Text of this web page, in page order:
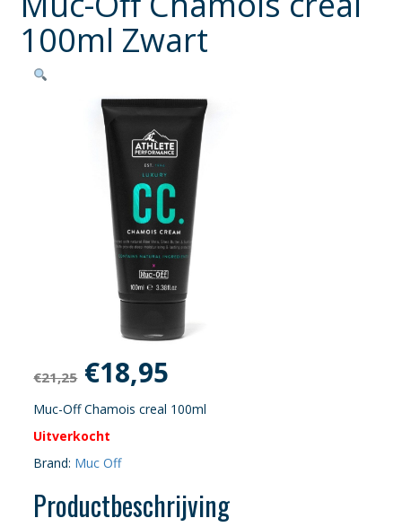
100ml Zwart
€21,25 Oorspronkelijke
prijs
was:
€18,95
prijs
Muc-Off Chamois creal 100ml
Uitverkocht
Brand: Muc Off
Productbeschrijving